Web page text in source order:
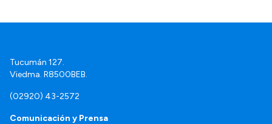
Tucumán 127.
Viedma. R8500BEB.
(02920) 43-2572
Comunicación y Prensa